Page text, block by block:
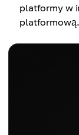
platformy w
platformową.